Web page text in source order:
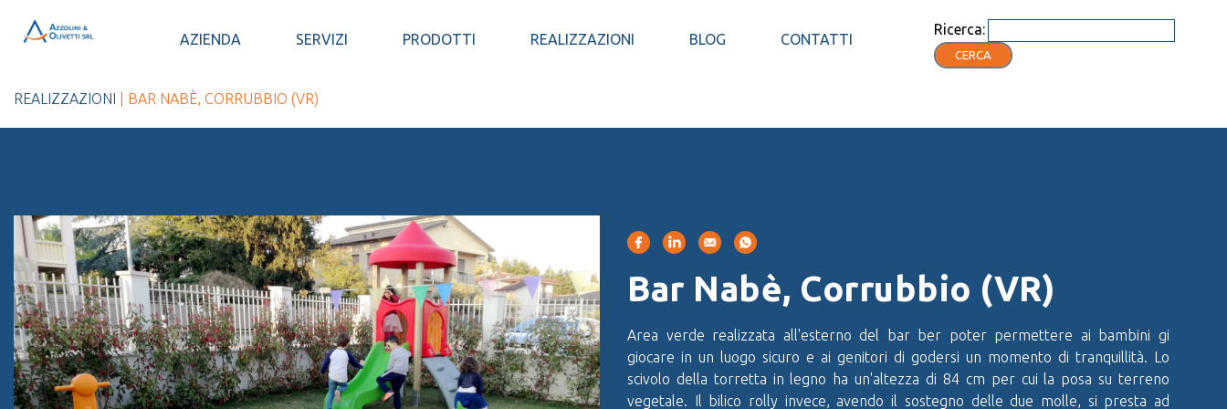
AZIENDA SERVIZI PRODOTTI REALIZZAZIONI BLOG CONTATTI
Ricerca:
CERCA
REALIZZAZIONI | BAR NABÈ, CORRUBBIO (VR)
Bar Nabè, Corrubbio (VR)
Area verde realizzata all'esterno del bar ber poter permettere ai bambini gi
giocare in un luogo sicuro e ai genitori di godersi un momento di tranquillità. Lo
scivolo della torretta in legno ha un'altezza di 84 cm per cui la posa su terreno
vegetale. Il bilico rolly invece, avendo il sostegno delle due molle, si presta ad